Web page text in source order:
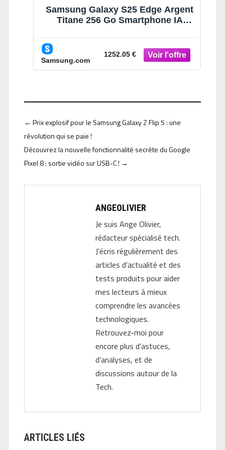
Samsung Galaxy S25 Edge Argent
Titane 256 Go Smartphone IA
Samsung.com
1252.05 €
← Prix explosif pour le Samsung Galaxy Z Flip 5 : une
révolution qui se paie !
Découvrez la nouvelle fonctionnalité secrète du Google
Pixel 8 : sortie vidéo sur USB-C ! →
ANGEOLIVIER
Je suis Ange Olivier,
rédacteur spécialisé tech.
J'écris régulièrement des
articles d'actualité et des
tests produits pour aider
mes lecteurs à mieux
comprendre les avancées
technologiques.
Retrouvez-moi pour
encore plus d'astuces,
d'analyses, et de
discussions autour de la
Tech.
ARTICLES LIÉS